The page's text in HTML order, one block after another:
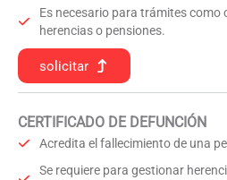
Es necesario para trámites como
herencias o pensiones.
solicitar
CERTIFICADO DE DEFUNCIÓN
Acredita el fallecimiento de una
Se requiere para gestionar